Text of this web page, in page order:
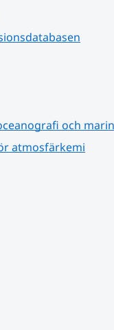
och
atmosfärkemi